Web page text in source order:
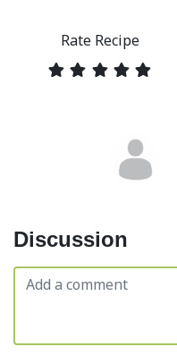
Rate Recipe
Discussion